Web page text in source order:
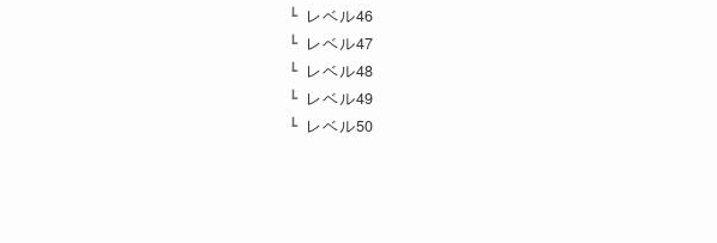
レベル46
レベル47
レベル48
レベル49
レベル50